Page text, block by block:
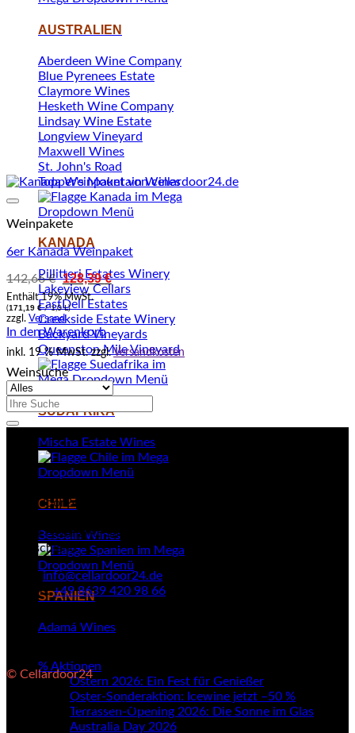
AUSTRALIEN
Aberdeen Wine Company
Blue Pyrenees Estate
Claymore Wines
Hesketh Wine Company
Lindsay Wine Estate
Longview Vineyard
Maxwell Wines
St. John's Road
Topper's Mountain Wines
KANADA
Pillitteri Estates Winery
Lakeview Cellars
EastDell Estates
Creekside Estate Winery
Backyard Vineyards
Queenston Mile Vineyard
SÜDAFRIKA
Mischa Estate Wines
CHILE
Besoain Wines
SPANIEN
Adamá Wines
% Aktionen
Ostern 2026: Ein Fest für Genießer
Oster-Sonderaktion: Icewine jetzt –50 %
Terrassen-Opening 2026: Die Sonne im Glas
Australia Day 2026
Weinpakete
6er Kanada Weinpaket
142,66€ Ursprünglicher
Preis
war:
142,66 €
128,39€Aktueller
Preis
ist:
128,39 €.
Enthält 19% MwSt.
(171,19 €/ 1,0 L)
zzgl. Versand
In den Warenkorb
inkl. 19 % MwSt. zzgl.Versandkosten
Weinsuche
Suchen
Cellardoor24
84494 Neumarkt-Sankt Veit
Deutschland
info@cellardoor24.de
Telefon:+49 8639 420 98 66
© Cellardoor24
Rechtliche Informationen